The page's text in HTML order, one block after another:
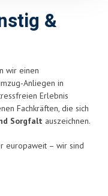
&
wir einen
Anliegen in
Erlebnis
Fachkräften, die sich
Sorgfalt auszeichnen.
europaweit – wir sind